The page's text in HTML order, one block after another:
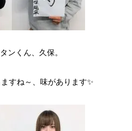
ンくん、久保。
すね～、味があります✨